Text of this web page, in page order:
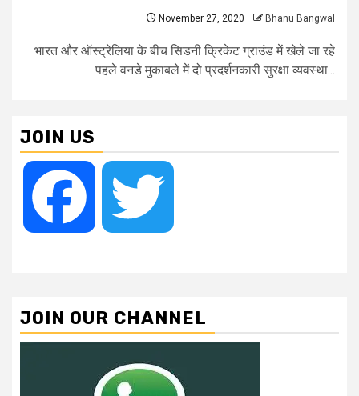
November 27, 2020 Bhanu Bangwal
भारत और ऑस्ट्रेलिया के बीच सिडनी क्रिकेट ग्राउंड में खेले जा रहे
पहले वनडे मुकाबले में दो प्रदर्शनकारी सुरक्षा व्यवस्था...
JOIN US
Facebook
JOIN OUR CHANNEL